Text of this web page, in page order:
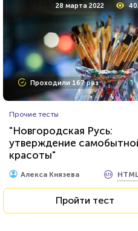
Проходили 158 раз
Угадаете, в какой игре был
этот лис?
Пройти тест
28 марта 2022
Проходили 167 раз
Прочие тесты
"Новгородская Русь:
утверждение
красоты"
Алекса Князева
Пройти тест